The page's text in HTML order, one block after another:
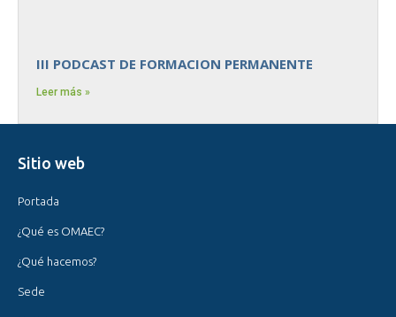
III PODCAST DE FORMACION PERMANENTE
Leer más »
Sitio web
Portada
¿Qué es OMAEC?
¿Qué hacemos?
Sede